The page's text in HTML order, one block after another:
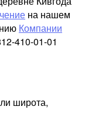
на нашем
Компании
410-01-01
широта,